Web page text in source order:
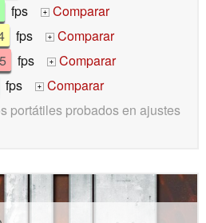
fps +
Comparar
fps +
Comparar
fps +
Comparar
fps +
Comparar
portátiles probados en ajustes